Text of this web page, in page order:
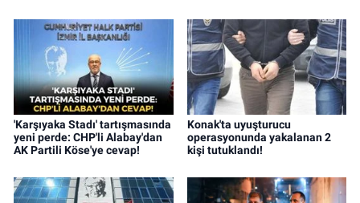
'Karşıyaka Stadı' tartışmasında
yeni perde: CHP'li Alabay'dan
AK Partili Köse'ye cevap!
Konak'ta uyuşturucu
operasyonunda yakalanan 2
kişi tutuklandı!